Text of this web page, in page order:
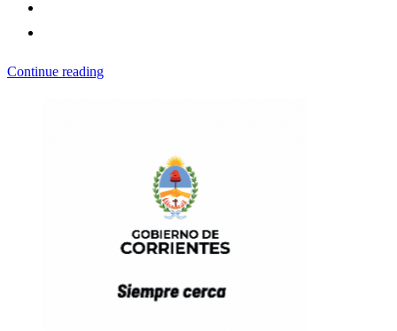
Continue reading